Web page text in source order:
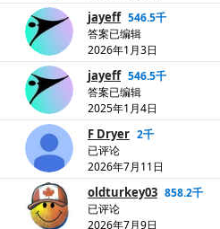
jayeff 546.5千
答案已编辑
2026年1月3日
jayeff 546.5千
答案已编辑
2025年1月4日
F Dryer 2千
已评论
2026年7月11日
oldturkey03 858.2千
已评论
2026年7月9日